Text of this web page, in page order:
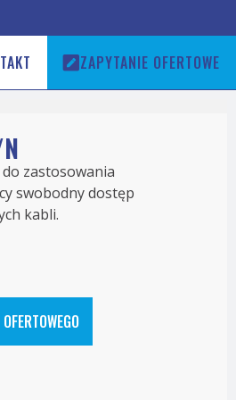
ZAPYTANIE OFERTOWE
zastosowania
swobodny dostęp
kabli.